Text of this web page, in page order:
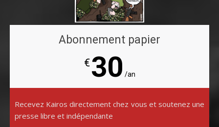
Abonnement papier
€30 /an
Recevez Kairos directement chez vous et soutenez une
presse libre et indépendante